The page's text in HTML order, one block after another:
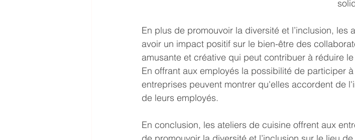
En plus de promouvoir la diversité et l’inclusion,
avoir un impact positif sur le bien-être des
amusante et créative qui peut contribuer à réduire
En offrant aux employés la possibilité de participer
entreprises peuvent montrer qu'elles accordent de
de leurs employés.
En conclusion, les ateliers de cuisine offrent aux